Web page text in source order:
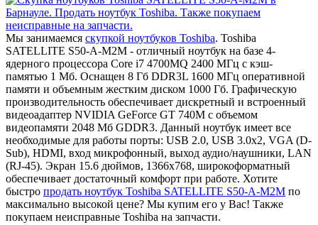
Мы занимаемся скупкой ноутбуков Toshiba. Toshiba
SATELLITE S50-A-M2M - отличный ноутбук на базе 4-
ядерного процессора Core i7 4700MQ 2400 МГц с кэш-
памятью 1 Мб. Оснащен 8 Гб DDR3L 1600 МГц оперативной
памяти и объемным жестким диском 1000 Гб. Графическую
производительность обеспечивает дискретный и встроенный
видеоадаптер NVIDIA GeForce GT 740M с объемом
видеопамяти 2048 Мб GDDR3. Данный ноутбук имеет все
необходимые для работы порты: USB 2.0, USB 3.0x2, VGA (D-
Sub), HDMI, вход микрофонный, выход аудио/наушники, LAN
(RJ-45). Экран 15.6 дюймов, 1366x768, широкоформатный
обеспечивает достаточный комфорт при работе. Хотите
быстро продать ноутбук Toshiba SATELLITE S50-A-M2M по
максимально высокой цене? Мы купим его у Вас! Также
покупаем неисправные Toshiba на запчасти.